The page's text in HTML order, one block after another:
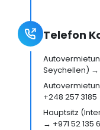
Telefon
Seychellen) →
+248 257 3185
Hauptsitz
→ +971 52 135